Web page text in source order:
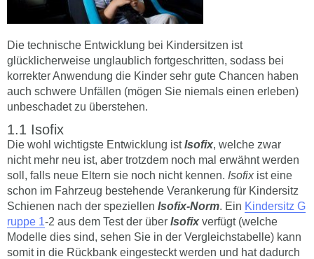
Die technische Entwicklung bei Kindersitzen ist
glücklicherweise unglaublich fortgeschritten, sodass bei
korrekter Anwendung die Kinder sehr gute Chancen haben
auch schwere Unfällen (mögen Sie niemals einen erleben)
unbeschadet zu überstehen.
Isofix
Die wohl wichtigste Entwicklung istIsofix, welche zwar
nicht mehr neu ist, aber trotzdem noch mal erwähnt werden
soll, falls neue Eltern sie noch nicht kennen. Isofixist eine
schon im Fahrzeug bestehende Verankerung für Kindersitz
Schienen nach der speziellen Isofix-Norm. Ein Kindersitz G
ruppe 1-2 aus dem Test der über Isofix verfügt (welche
Modelle dies sind, sehen Sie in der Vergleichstabelle) kann
somit in die Rückbank eingesteckt werden und hat dadurch